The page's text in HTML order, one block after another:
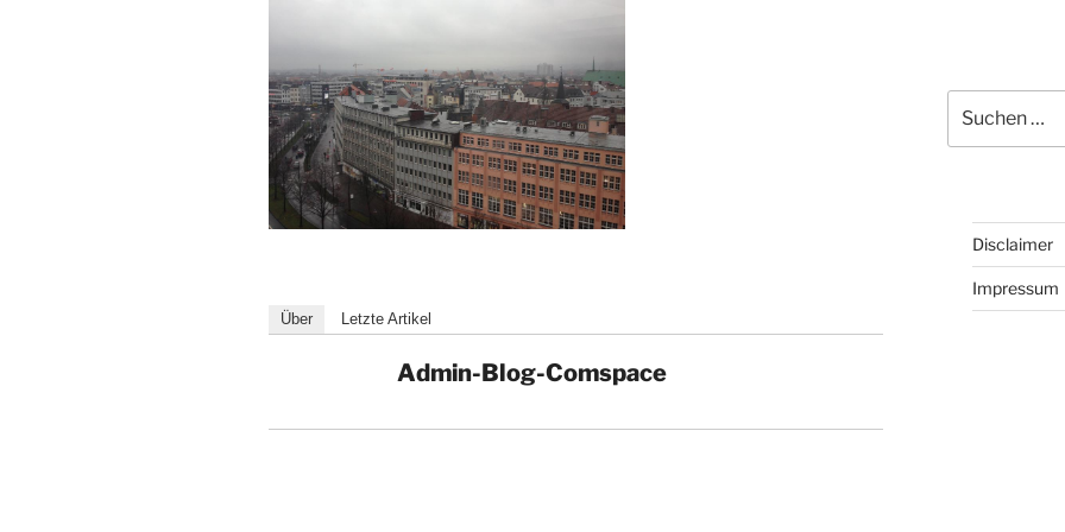
Über Letzte Artikel
Admin-Blog-Comspace
nach:
Disclaimer
Impressum